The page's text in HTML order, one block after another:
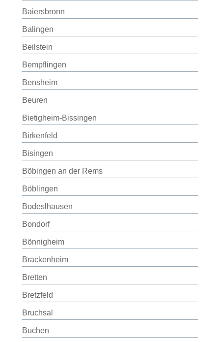
Baiersbronn
Balingen
Beilstein
Bempflingen
Bensheim
Beuren
Bietigheim-Bissingen
Birkenfeld
Bisingen
Böbingen an der Rems
Böblingen
Bodeslhausen
Bondorf
Bönnigheim
Brackenheim
Bretten
Bretzfeld
Bruchsal
Buchen